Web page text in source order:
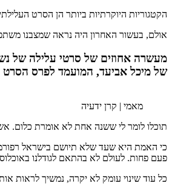
הקטגוריות היוקרתיות ביותר הן הסרט
אולם, בעשור האחרון היה נראה שמצבנו
מעשרה אחוזים של סרטי עלילה של נשים הכפלנו
של מיכל אביעד, המועמד לפרס הסרט
מאמי | קרן ידעיה
תוכלו לומר לי ששנה אחת לא אומרת כלום.
כי האמת היא שעד שלא תיושם בישראל רפורמה
פעם פחות. לעולם לא בהתאם לגודלנו
כל עוד שינוי עומק לא יקרה, נמשיך לראות